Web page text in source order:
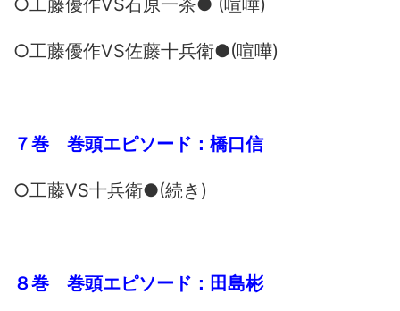
○工藤優作VS石原一茶● (喧嘩)
○工藤優作VS佐藤十兵衛●(喧嘩)
７巻 巻頭エピソード：橋口信
○工藤VS十兵衛●(続き)
８巻 巻頭エピソード：田島彬